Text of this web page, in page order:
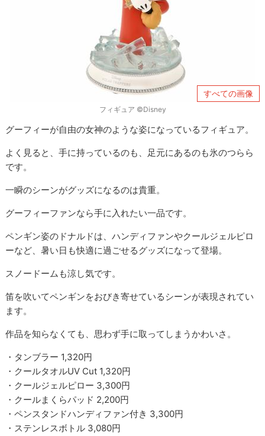
すべての画像
フィギュア ©Disney
グーフィーが自由の女神のような姿になっているフィギュア。
よく見ると、手に持っているのも、足元にあるのも氷のつらら
です。
一瞬のシーンがグッズになるのは貴重。
グーフィーファンなら手に入れたい一品です。
ペンギン姿のドナルドは、ハンディファンやクールジェルピロ
ーなど、暑い日も快適に過ごせるグッズになって登場。
スノードームも涼し気です。
笛を吹いてペンギンをおびき寄せているシーンが表現されてい
ます。
作品を知らなくても、思わず手に取ってしまうかわいさ。
・タンブラー 1,320円
・クールタオルUV Cut 1,320円
・クールジェルピロー 3,300円
・クールまくらパッド 2,200円
・ペンスタンドハンディファン付き 3,300円
・ステンレスボトル 3,080円